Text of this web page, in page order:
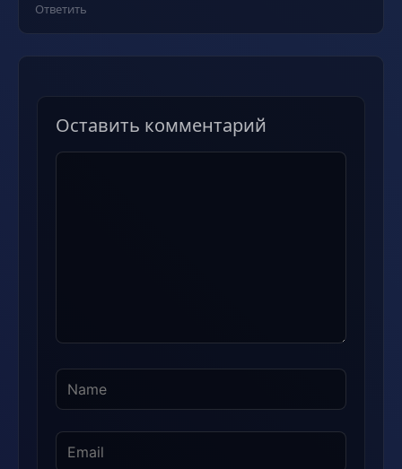
Ответить
Оставить комментарий
Комментарий